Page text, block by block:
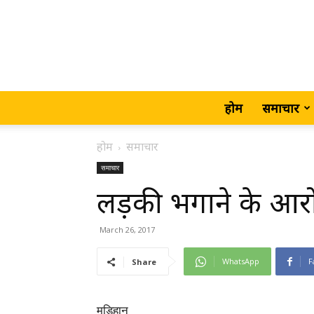
होम समाचार
होम समाचार
समाचार
लड़की भगाने के
March 26, 2017
Share WhatsApp